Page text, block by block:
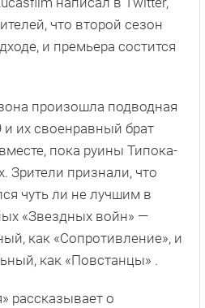
что второй сезон
и премьера состится
произошла подводная
и их своенравный брат
пока руины Типока-
Зрители признали, что
чуть ли не лучшим в
«Звездных войн» —
как «Сопротивление», и
как «Повстанцы» .
рассказывает о